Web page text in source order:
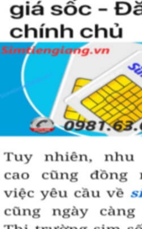
Sim Tiền Giang là đơn vị cung cấp sim số
uy tín chất lượng.
Chọn mua sim số đẹp thường mất nhiều
một số phải vừa đẹp, vừa tốt về phong
hảo. Vậy phải làm sao?
- Cách nhanh nhất để chọn mua được
trang chủ của Sim Tiền Giang, chọn mục
đầu trang chủ. Đây là danh sách sim
lý do nên bạn có thể chọn mua được số
Ngoài ra quý khách chưa ưng ý về sim luc
khảo thêm Sim Vinaphone,Sim Gmobile,
Sinh..